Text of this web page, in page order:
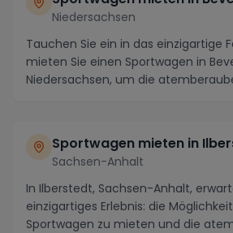
Niedersachsen
Tauchen Sie ein in das einzigartige
mieten Sie einen Sportwagen in
Niedersachsen, um die
Sportwagen mieten in
Sachsen-Anhalt
In Ilberstedt, Sachsen-Anhalt,
einzigartiges Erlebnis: die
Sportwagen zu mieten und die